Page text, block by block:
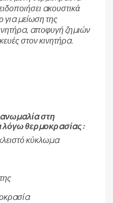
ακουστικά
για μείωση της
αποφυγή ζημιών
στον κινητήρα.
στη
λόγω θερμοκρασίας:
κύκλωμα